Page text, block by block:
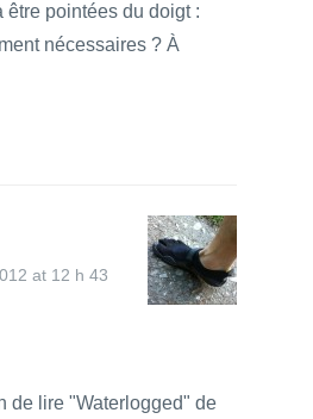
être pointées du doigt :
nécessaires ? À
at 12 h 43
de lire "Waterlogged" de